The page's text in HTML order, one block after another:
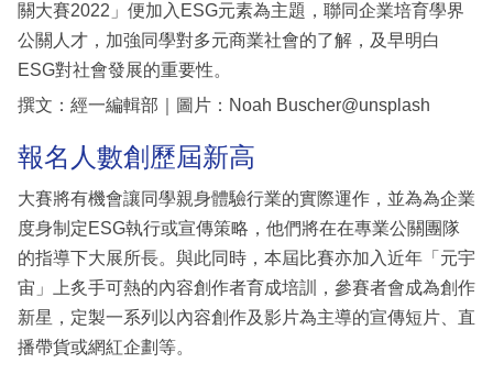
關大賽2022」便加入ESG元素為主題，聯同企業培育學界
公關人才，加強同學對多元商業社會的了解，及早明白
ESG對社會發展的重要性。
撰文：經一編輯部｜圖片：Noah Buscher@unsplash
報名人數創歷屆新高
大賽將有機會讓同學親身體驗行業的實際運作，並為為企業
度身制定ESG執行或宣傳策略，他們將在在專業公關團隊
的指導下大展所長。與此同時，本屆比賽亦加入近年「元宇
宙」上炙手可熱的內容創作者育成培訓，參賽者會成為創作
新星，定製一系列以內容創作及影片為主導的宣傳短片、直
播帶貨或網紅企劃等。